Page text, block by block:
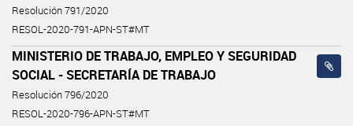
Resolución 791/2020
RESOL-2020-791-APN-ST#MT
MINISTERIO DE TRABAJO, EMPLEO Y SEGURIDAD
SOCIAL - SECRETARÍA DE TRABAJO
Resolución 796/2020
RESOL-2020-796-APN-ST#MT